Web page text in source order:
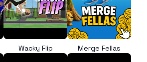
Wacky Flip Merge Fellas